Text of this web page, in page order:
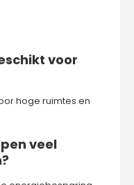
voor
hoge ruimtes en
veel